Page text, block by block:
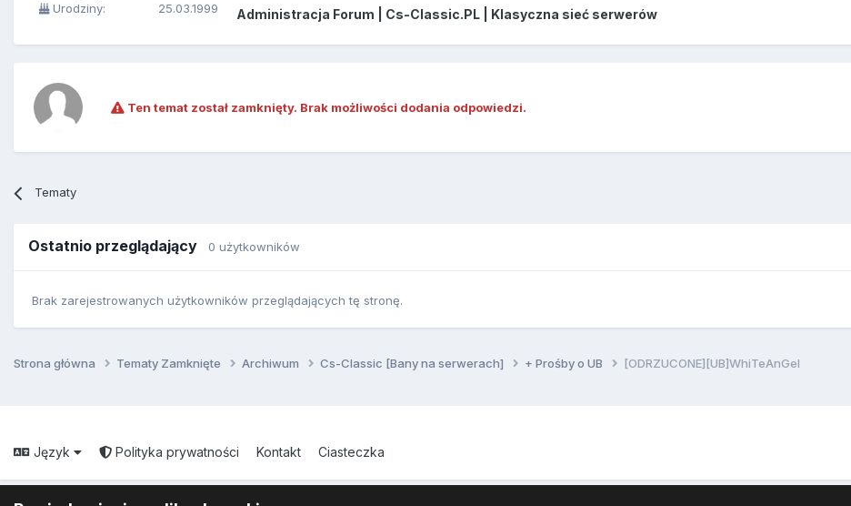
Urodziny:
25.03.1999 Administracja Forum | Cs-Classic.PL | Klasyczna sieć serwerów
Ten temat został zamknięty. Brak możliwości dodania odpowiedzi.
Tematy
Ostatnio przeglądający 0 użytkowników
Brak zarejestrowanych użytkowników przeglądających tę stronę.
Strona główna Tematy Zamknięte Archiwum Cs-Classic [Bany na serwerach] + Prośby o UB [ODRZUCONE][UB]WhiTeAnGel
Język Polityka prywatności Kontakt Ciasteczka